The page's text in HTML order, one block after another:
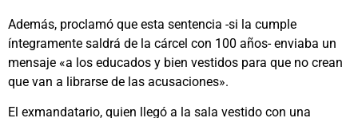
Además, proclamó que esta sentencia -si la cumple
íntegramente saldrá de la cárcel con 100 años- enviaba un
mensaje «a los educados y bien vestidos para que no crean
que van a librarse de las acusaciones».
El exmandatario, quien llegó a la sala vestido con una